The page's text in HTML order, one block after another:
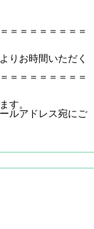
＝＝＝＝＝＝＝＝
りお時間いただく
＝＝＝＝＝＝＝＝
す。
ルアドレス宛にご